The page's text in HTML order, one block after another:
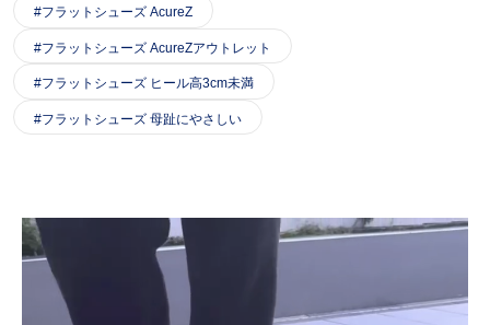
フラットシューズ AcureZ
フラットシューズ AcureZアウトレット
フラットシューズ ヒール高3cm未満
フラットシューズ 母趾にやさしい